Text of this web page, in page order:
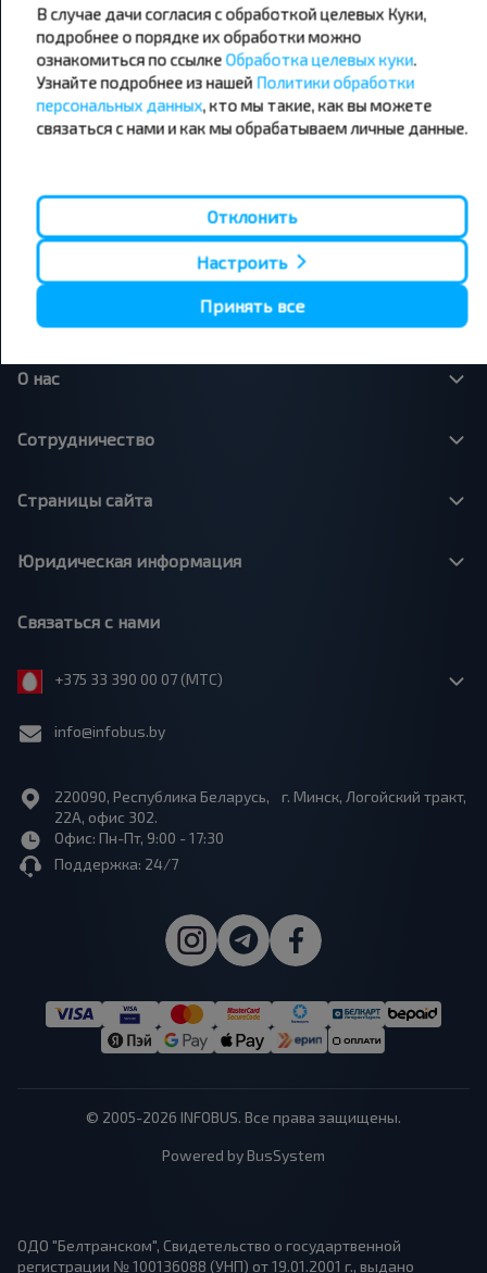
Орша - Могилёв
Минск - Несвиж
Минск - Могилёв
Минск - Пинск
Минск - Брест
Минск - Гомель
Минск - Бобруйск
Минск - Барановичи
Гомель - Минск
Брест - Тересполь
Брест - Беловежская Пуща
Брест - Минск
Варшава - Минск
Санкт-Петербург - Минск
Полоцк - Рига
Минск - Вильнюс
Минск - Москва
Брест - Люблин
Брест - Варшава
О нас
Сотрудничество
Страницы сайта
Юридическая информация
Связаться с нами
+375 33 390 00 07 (МТС)
info@infobus.by
220090, Республика Беларусь, г. Минск, Логойский тракт,
22А, офис 302.
Офис: Пн-Пт, 9:00 - 17:30
Поддержка: 24/7
© 2005-2026 INFOBUS. Все права защищены.
Powered by BusSystem
ОДО "Белтранском", Свидетельство о государтвенной
регистрации № 100136088 (УНП) от 19.01.2001 г., выдано
В случае дачи согласия с обработкой целевых Куки,
подробнее о порядке их обработки можно
ознакомиться по ссылкеОбработка целевых куки.
Узнайте подробнее из нашей Политики обработки
персональных данных, кто мы такие, как вы можете
связаться с нами и как мы обрабатываем личные данные.
Отклонить
Настроить
Принять все